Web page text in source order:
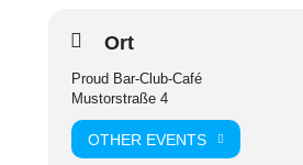
Ort
Proud Bar-Club-Café
Mustorstraße 4
OTHER EVENTS